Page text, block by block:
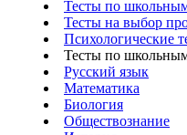
Тесты по
Тесты на выбор
Психологические
Тесты по
Русский язык
Математика
Биология
Обществознание